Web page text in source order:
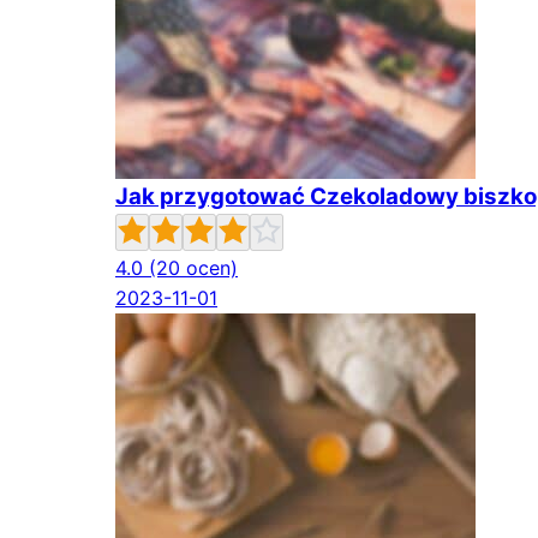
Jak przygotować Czekoladowy
4.0 (20 ocen)
2023-11-01